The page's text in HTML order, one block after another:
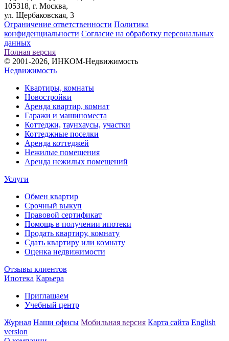
105318, г. Москва,
ул. Щербаковская, 3
Ограничение ответственности Политика
конфиденциальности Согласие на обработку персональных
данных
Полная версия
© 2001-2026, ИНКОМ-Недвижимость
Недвижимость
Квартиры, комнаты
Новостройки
Аренда квартир, комнат
Гаражи и машиноместа
Коттеджи, таунхаусы, участки
Коттеджные поселки
Аренда коттеджей
Нежилые помещения
Аренда нежилых помещений
Услуги
Обмен квартир
Срочный выкуп
Правовой сертификат
Помощь в получении ипотеки
Продать квартиру, комнату
Сдать квартиру или комнату
Оценка недвижимости
Отзывы клиентов
Ипотека Карьера
Приглашаем
Учебный центр
Журнал Наши офисы Мобильная версия Карта сайта English
version